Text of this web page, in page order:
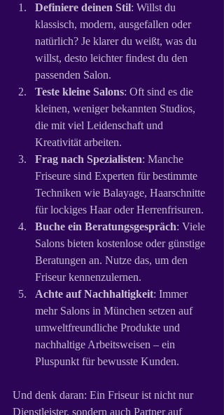
Definiere deinen Stil: Willst du
klassisch, modern, ausgefallen oder
natürlich? Je klarer du weißt, was du
willst, desto leichter findest du den
passenden Salon.
Teste kleine Salons: Oft sind es die
kleinen, weniger bekannten Studios,
die mit viel Leidenschaft und
Kreativität arbeiten.
Frag nach Spezialisten: Manche
Friseure sind Experten für bestimmte
Techniken wie Balayage, Haarschnitte
für lockiges Haar oder Herrenfrisuren.
Buche ein Beratungsgespräch: Viele
Salons bieten kostenlose oder günstige
Beratungen an. Nutze das, um den
Friseur kennenzulernen.
Achte auf Nachhaltigkeit: Immer
mehr Salons in München setzen auf
umweltfreundliche Produkte und
nachhaltige Arbeitsweisen – ein
Pluspunkt für bewusste Kunden.
Und denk daran: Ein Friseur ist nicht nur
Dienstleister, sondern auch Partner auf